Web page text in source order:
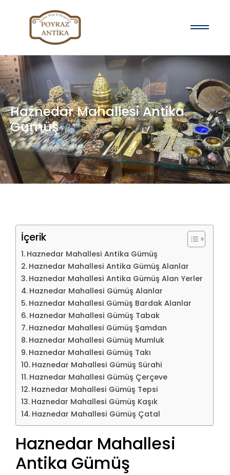
Haznedar Mahallesi Antika
Gümüş
İçerik
Haznedar Mahallesi Antika Gümüş
Haznedar Mahallesi Antika Gümüş Alanlar
Haznedar Mahallesi Antika Gümüş Alan Yerler
Haznedar Mahallesi Gümüş Alanlar
Haznedar Mahallesi Gümüş Bardak Alanlar
Haznedar Mahallesi Gümüş Tabak
Haznedar Mahallesi Gümüş Şamdan
Haznedar Mahallesi Gümüş Mumluk
Haznedar Mahallesi Gümüş Takı
Haznedar Mahallesi Gümüş Sürahi
Haznedar Mahallesi Gümüş Çerçeve
Haznedar Mahallesi Gümüş Tepsi
Haznedar Mahallesi Gümüş Kaşık
Haznedar Mahallesi Gümüş Çatal
Haznedar Mahallesi
Antika Gümüş